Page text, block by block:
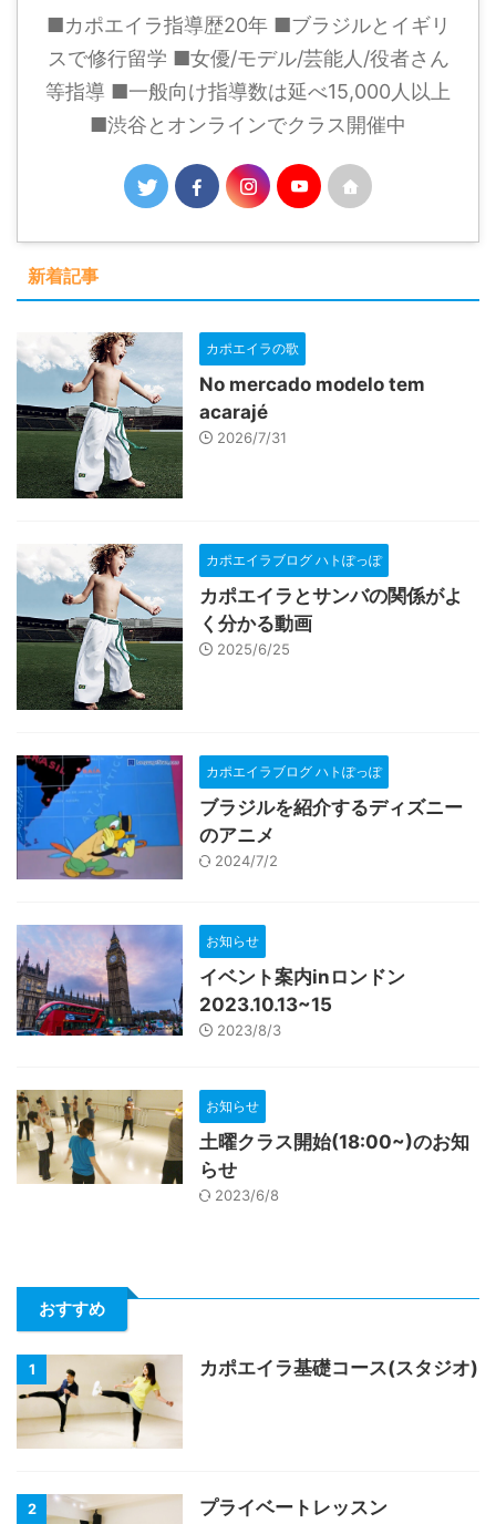
■カポエイラ指導歴20年 ■ブラジルとイギリ
スで修行留学 ■女優/モデル/芸能人/役者さん
等指導 ■一般向け指導数は延べ15,000人以上
■渋谷とオンラインでクラス開催中
新着記事
カポエイラの歌
No mercado modelo tem
acarajé
2026/7/31
カポエイラブログ ハトぽっぽ
カポエイラとサンバの関係がよ
く分かる動画
2025/6/25
カポエイラブログ ハトぽっぽ
ブラジルを紹介するディズニー
のアニメ
2024/7/2
お知らせ
イベント案内inロンドン
2023.10.13~15
2023/8/3
お知らせ
土曜クラス開始(18:00~)のお知
らせ
2023/6/8
おすすめ
1 カポエイラ基礎コース(スタジオ)
2 プライベートレッスン